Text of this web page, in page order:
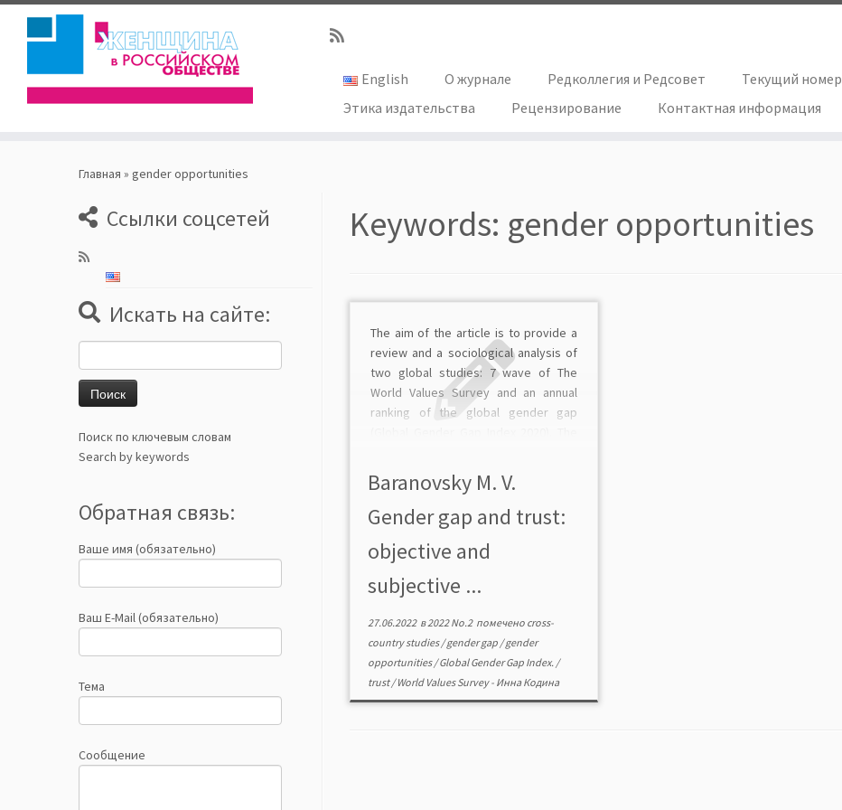
English О журнале Редколлегия и Редсовет Текущий номер
Этика издательства
Рецензирование Контактная информация
Главная » gender opportunities
Ссылки соцсетей
Искать на сайте:
Поиск по ключевым словам
Search by keywords
Обратная связь:
Ваше имя (обязательно)
Ваш E-Mail (обязательно)
Тема
Сообщение
Keywords: gender opportunities
The aim of the article is to provide a
review and a sociological analysis of
two global studies: 7 wave of The
World Values Survey and an annual
ranking of the global gender gap
of generalized trust is described. […]
Baranovsky M. V.
Gender gap and trust:
objective and
subjective ...
27.06.2022в2022 No.2 помечено cross-
country studies/gender gap /gender
opportunities/Global Gender Gap Index. /
trust/World Values Survey- Инна Кодина